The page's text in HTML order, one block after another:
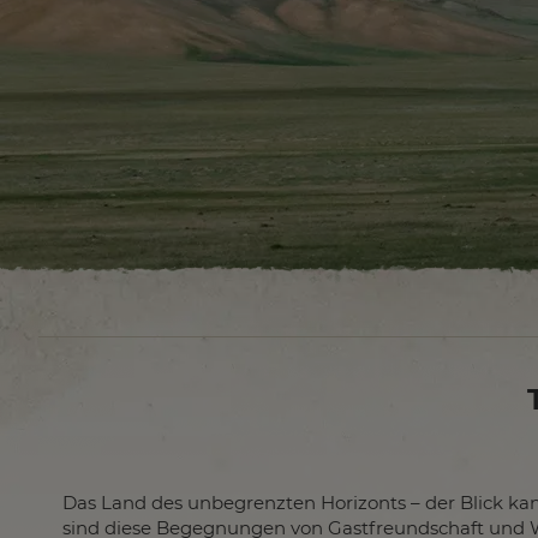
Das Land des unbegrenzten Horizonts – der Blick
sind diese Begegnungen von Gastfreundschaft